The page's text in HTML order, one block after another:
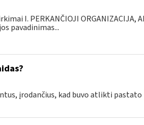
I. PERKANČIOJI ORGANIZACIJA,
pavadinimas...
įrodančius, kad buvo atlikti pastato